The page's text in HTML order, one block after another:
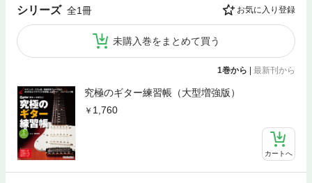
シリーズ 全1冊 お気に入り登録
未購入巻をまとめて買う
1巻から 最新刊から
究極のギター練習帳（大型増強版）
1,760
カートへ